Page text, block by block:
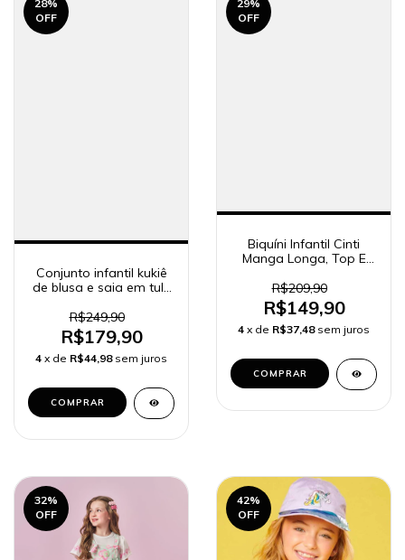
28%
OFF
Conjunto infantil kukiê
de blusa e saia em tule
shorts embutido) -
87329
R$249,90
R$179,90
4 x de R$44,98 sem juros
COMPRAR
29%
OFF
Biquíni Infantil Cinti
Manga Longa, Top E
12772
R$209,90
R$149,90
4 x de R$37,48 sem juros
COMPRAR
32%
OFF
42%
OFF